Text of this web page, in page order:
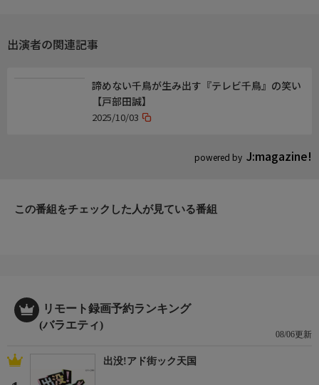
出演者の関連記事
powered by J:magazine!
諦めない千鳥が生み出す『テレビ千鳥』の笑い
【戸部田誠】
2025/10/03
この番組をチェックした人が見ている番組
リモート録画予約ランキング
(バラエティ)
08/06更新
出没!アド街ック天国